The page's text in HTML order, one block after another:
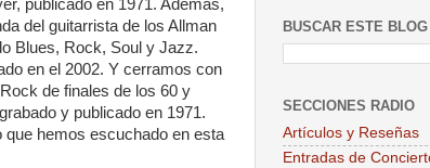
publicado en 1971. Además,
del guitarrista de los Allman
Blues, Rock, Soul y Jazz.
en el 2002. Y cerramos con
de finales de los 60 y
y publicado en 1971.
que hemos escuchado en esta
BUSCAR ESTE BLOG
SECCIONES RADIO
Artículos y Reseñas
Entradas de